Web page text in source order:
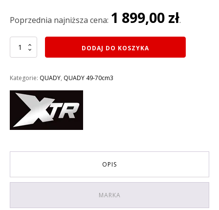
2
2
Poprzednia najniższa cena: 1 899,00 zł.
ilość
MINI
M7/6
ELEKTRYCZNY
KOŁA
AUTOMAT
KOLOR
DODAJ DO KOSZYKA
Kategorie: QUADY, QUADY 49-70cm3
OPIS
MARKA